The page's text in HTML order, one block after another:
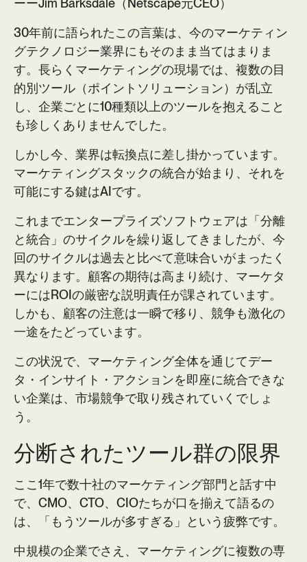
ーーJim Barksdale（Netscape元CEO）
30年前に語られたこの言葉は、今のマーケティン
グテクノロジー業界にもそのまま当てはまりま
す。長らくマーケティングの現場では、複数の目
的別ツール（ポイントソリューション）が乱立
し、企業ごとに10種類以上のツールを抱えること
も珍しくありませんでした。
しかし今、業界は転換点に差し掛かっています。
マーケティングスタックの統合が始まり、それを
可能にする鍵はAIです。
これまでエンタープライズソフトウェアは「分離
と統合」のサイクルを繰り返してきましたが、今
回のサイクルは過去と比べて意味合いがまったく
異なります。顧客の期待は高まり続け、マーケタ
ーにはROIの厳密な説明責任が課されています。
しかも、顧客の注意は一瞬で移り、競争も激化の
一途をたどっています。
この状況で、マーケティング全体を通じてデー
タ・インサイト・アクションを即座に統合できな
い企業は、市場競争で取り残されていくでしょ
う。
分断されたツール群の限界
ここ1年で数十社のマーケティング部門と話す中
で、CMO、CTO、CIOたちが口を揃えて語るの
は、「もうツールが多すぎる」という疲弊です。
中規模の企業でさえ、マーケティングに複数の専